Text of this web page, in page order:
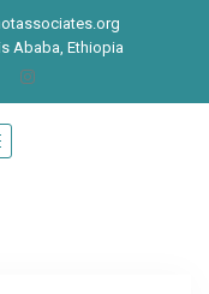
Ababa, Ethiopia